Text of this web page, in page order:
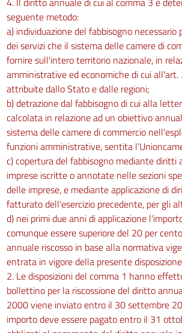
seguente metodo:
a) individuazione del fabbisogno
dei servizi che il sistema delle camere di
fornire sull'intero territorio nazionale, in
amministrative ed economiche di cui
attribuite dallo Stato e dalle regioni;
b) detrazione dal fabbisogno di cui alla
calcolata in relazione ad un obiettivo
sistema delle camere di commercio
funzioni amministrative, sentita
c) copertura del fabbisogno mediante diritti
imprese iscritte o annotate nelle sezioni
delle imprese, e mediante applicazione di
fatturato dell'esercizio precedente, per gli
d) nei primi due anni di applicazione
comunque essere superiore del 20 per
annuale riscosso in base alla normativa
entrata in vigore della presente
2. Le disposizioni del comma 1 hanno
bollettino per la riscossione del diritto
2000 viene inviato entro il 30 settembre
importo deve essere pagato entro il 31